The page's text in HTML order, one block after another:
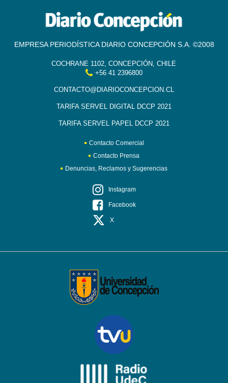
EMPRESA PERIODÍSTICA DIARIO CONCEPCIÓN S.A. ©2008
COCHRANE 1102, CONCEPCIÓN, CHILE
+56 41 2396800
CONTACTO@DIARIOCONCEPCION.CL
TARIFA SERVEL DIGITAL DCCP 2021
TARIFA SERVEL PAPEL DCCP 2021
Contacto Comercial
Contacto Prensa
Denuncias, Reclamos y Sugerencias
Instagram
Facebook
X